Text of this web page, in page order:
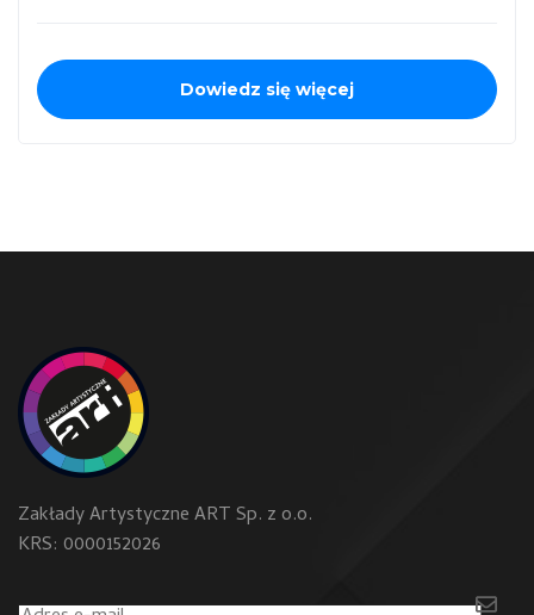
Dowiedz się więcej
Zakłady Artystyczne ART Sp. z o.o.
KRS: 0000152026